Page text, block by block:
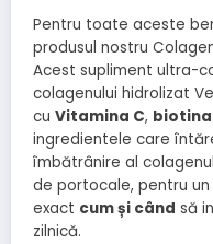
Pentru toate aceste
produsul nostru
Acest supliment ultra-
colagenului hidrolizat
cu Vitamina C, biotina
ingredientele care
îmbătrânire al
de portocale, pentru
exact cum și când să
zilnică.